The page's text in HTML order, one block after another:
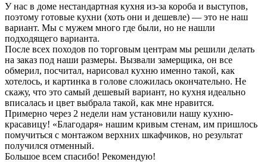
У нас в доме нестандартная кухня из-за короба и выступов,
поэтому готовые кухни (хоть они и дешевле) — это не наш
вариант. Мы с мужем много где были, но не нашли
подходящего варианта.
После всех походов по торговым центрам мы решили делать
на заказ под наши размеры. Вызвали замерщика, он все
обмерил, посчитал, нарисовал кухню именно такой, как
хотелось, и картинка в голове сложилась окончательно. Не
скажу, что это самый дешевый вариант, но кухня идеально
вписалась и цвет выбрала такой, как мне нравится.
Примерно через 2 недели нам установили нашу кухню-
красавицу! «Благодаря» нашим кривым стенам, им пришлось
помучиться с монтажом верхних шкафчиков, но результат
получился отменный.
Большое всем спасибо! Рекомендую!